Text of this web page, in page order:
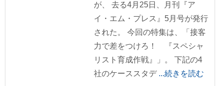
が、 去る4月25日、月刊『ア
イ・エム・プレス』5月号が発行
された。 今回の特集は、「接客
力で差をつけろ！ 『スペシャ
リスト育成作戦』」。 下記の4
社のケーススタデ ...続きを読む